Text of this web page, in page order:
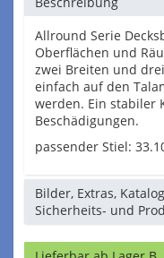
Allround Serie
Oberflächen und
zwei Breiten und
einfach auf den
werden. Ein stabiler
Beschädigungen.
passender Stiel:
Bilder, Extras,
Sicherheits- und